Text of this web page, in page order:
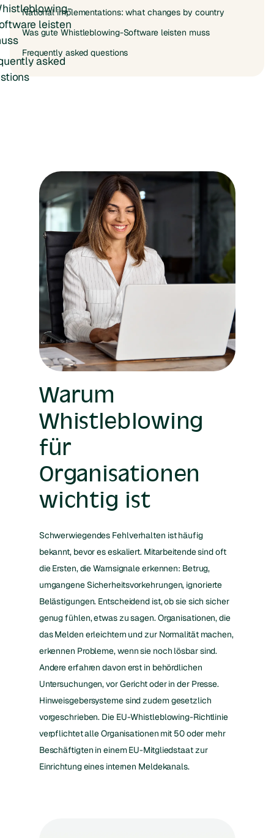
leisten
asked
National implementations: what changes by country
Was gute Whistleblowing-Software leisten muss
Frequently asked questions
Warum
Whistleblowing
für
Organisationen
wichtig ist
Schwerwiegendes Fehlverhalten ist häufig
bekannt, bevor es eskaliert. Mitarbeitende sind oft
die Ersten, die Warnsignale erkennen: Betrug,
umgangene Sicherheitsvorkehrungen, ignorierte
Belästigungen. Entscheidend ist, ob sie sich sicher
genug fühlen, etwas zu sagen. Organisationen, die
das Melden erleichtern und zur Normalität machen,
erkennen Probleme, wenn sie noch lösbar sind.
Andere erfahren davon erst in behördlichen
Untersuchungen, vor Gericht oder in der Presse.
Hinweisgebersysteme sind zudem gesetzlich
vorgeschrieben. Die EU-Whistleblowing-Richtlinie
verpflichtet alle Organisationen mit 50 oder mehr
Beschäftigten in einem EU-Mitgliedstaat zur
Einrichtung eines internen Meldekanals.